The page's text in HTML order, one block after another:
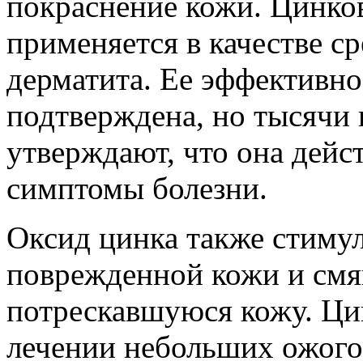
применяется в качестве
дерматита. Ее
подтверждена, но тысячи
утверждают, что она
симптомы болезни.
Оксид цинка также
поврежденной кожи и
потрескавшуюся кожу.
лечении небольших